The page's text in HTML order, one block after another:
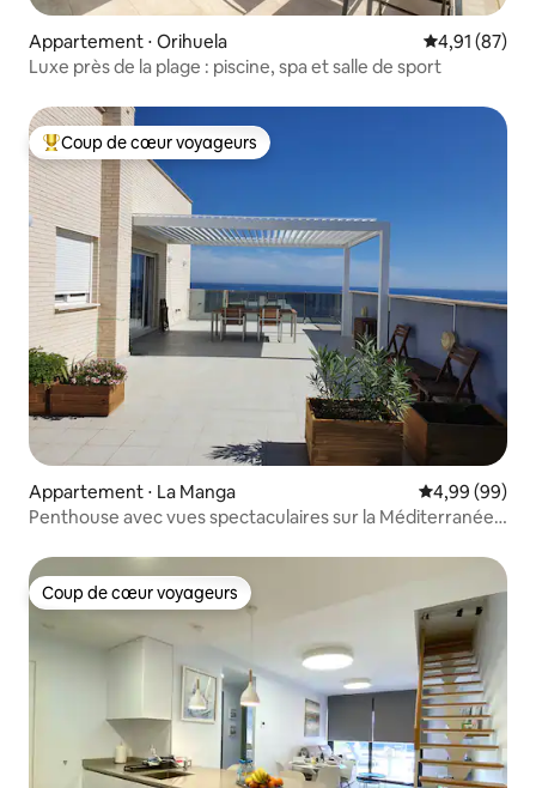
Appartement ⋅ Orihuela Évaluation
4,91 (87)
Luxe près de la plage : piscine, spa et salle de sport
Coups de cœur voyageurs les plus appréciés
Coup de cœur voyageurs
Appartement ⋅ La Manga Évaluation
4,99 (99)
Penthouse avec vues spectaculaires sur la Méditerranée
Coup de cœur voyageurs
Coup de cœur voyageurs